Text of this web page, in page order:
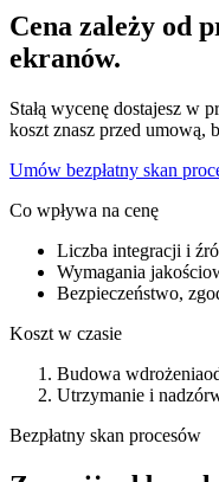
Cena zależy od
ekranów.
Stałą wycenę dostajesz w
koszt znasz przed umową,
Umów bezpłatny skan
Co wpływa na cenę
Liczba integracji i
Wymagania
Bezpieczeństwo,
Koszt w czasie
Budowa wdrożenia
Utrzymanie i nadzór
Bezpłatny skan procesów